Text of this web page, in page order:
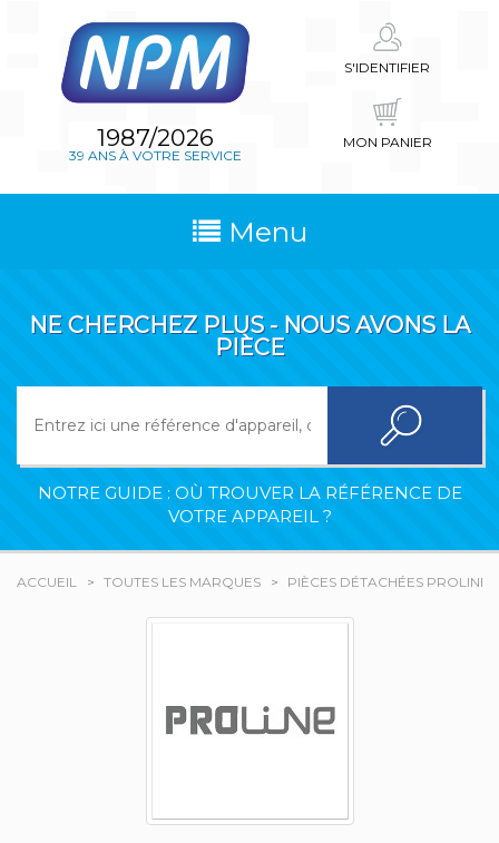
1987/2026
39 ANS À VOTRE SERVICE
S'IDENTIFIER
MON PANIER
Menu
NE CHERCHEZ PLUS - NOUS AVONS LA
PIÈCE
NOTRE GUIDE : OÙ TROUVER LA RÉFÉRENCE DE
VOTRE APPAREIL ?
ACCUEIL TOUTES LES MARQUES PIÈCES DÉTACHÉES PROLINE